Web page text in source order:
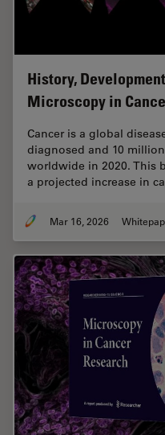
History,
Microscopy in
Cancer is a global
diagnosed and 10
worldwide in 2020. This
a projected increase in
Mar 16, 2026